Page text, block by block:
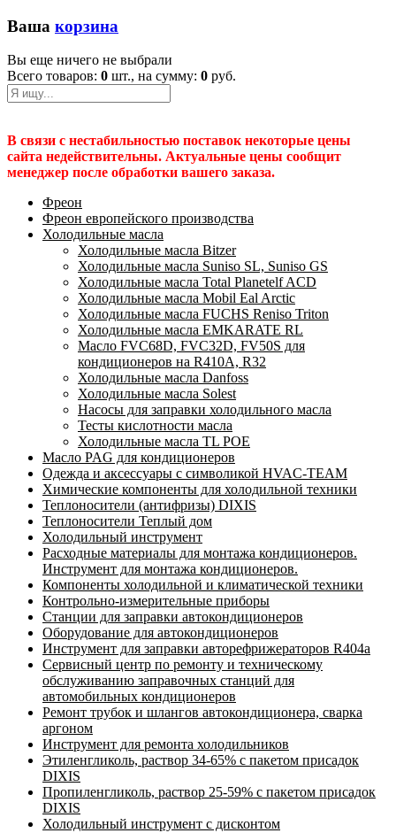
Ваша корзина
Вы еще ничего не выбрали
Всего товаров: 0 шт., на сумму: 0 руб.
В связи с нестабильностью поставок некоторые цены
сайта недействительны. Актуальные цены сообщит
менеджер после обработки вашего заказа.
Фреон
Фреон европейского производства
Холодильные масла
Холодильные масла Bitzer
Холодильные масла Suniso SL, Suniso GS
Холодильные масла Total Planetelf ACD
Холодильные масла Mobil Eal Arctic
Холодильные масла FUCHS Reniso Triton
Холодильные масла EMKARATE RL
Масло FVC68D, FVC32D, FV50S для
кондиционеров на R410A, R32
Холодильные масла Danfoss
Холодильные масла Solest
Насосы для заправки холодильного масла
Тесты кислотности масла
Холодильные масла TL POE
Масло PAG для кондиционеров
Одежда и аксессуары с символикой HVAC-TEAM
Химические компоненты для холодильной техники
Теплоносители (антифризы) DIXIS
Теплоносители Теплый дом
Холодильный инструмент
Расходные материалы для монтажа кондиционеров.
Инструмент для монтажа кондиционеров.
Компоненты холодильной и климатической техники
Контрольно-измерительные приборы
Станции для заправки автокондиционеров
Оборудование для автокондиционеров
Инструмент для заправки авторефрижераторов R404a
Сервисный центр по ремонту и техническому
обслуживанию заправочных станций для
автомобильных кондиционеров
Ремонт трубок и шлангов автокондиционера, сварка
аргоном
Инструмент для ремонта холодильников
Этиленгликоль, раствор 34-65% с пакетом присадок
DIXIS
Пропиленгликоль, раствор 25-59% с пакетом присадок
DIXIS
Холодильный инструмент с дисконтом